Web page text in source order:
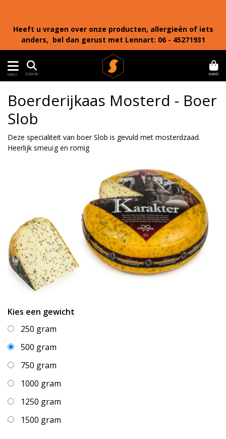
Heeft u vragen over onze producten, allergieën of iets
anders, bel dan gerust met Lennart: 06 - 45271931
MENU ZOEKEN MAND
Boerderijkaas Mosterd - Boer
Slob
Deze specialiteit van boer Slob is gevuld met mosterdzaad.
Heerlijk smeuïg en romig
Kies een gewicht
250 gram
500 gram
750 gram
1000 gram
1250 gram
1500 gram